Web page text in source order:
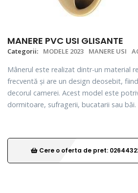
MANERE PVC USI GLISANTE
Categorii: MODELE 2023 MANERE USI
Mânerul este realizat dintr-un material
frecventă și are un design deosebit,
decorul camerei. Acest model este
dormitoare, sufragerii, bucatarii sau băi.
Cere o oferta de pret: